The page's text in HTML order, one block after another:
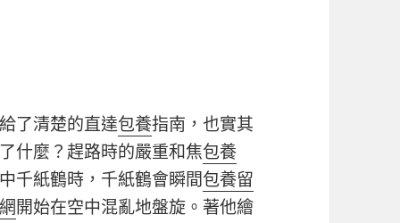
了清楚的直達包養指南，也實其
什麼？趕路時的嚴重和焦包養
千紙鶴時，千紙鶴會瞬間包養留
開始在空中混亂地盤旋。著他繪